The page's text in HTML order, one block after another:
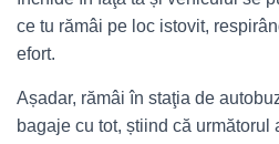
ce tu rămâi pe loc istovit,
efort.
Așadar, rămâi în staţia de
bagaje cu tot, știind că următorul